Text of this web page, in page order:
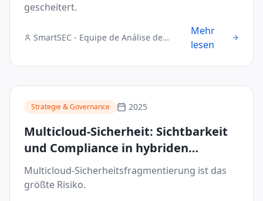
gescheitert.
SmartSEC - Equipe de Análise de
Mehr
lesen
Strategie & Governance 2025
Multicloud-Sicherheit: Sichtbarkeit
und Compliance in hybriden
Umgebungen vereinheitlichen
Multicloud-Sicherheitsfragmentierung ist das
größte Risiko.